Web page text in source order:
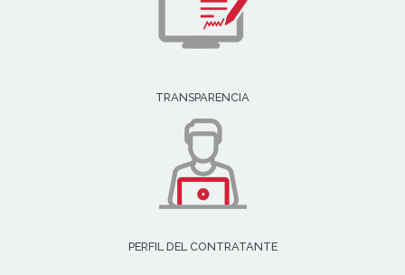
TRANSPARENCIA
PERFIL DEL CONTRATANTE